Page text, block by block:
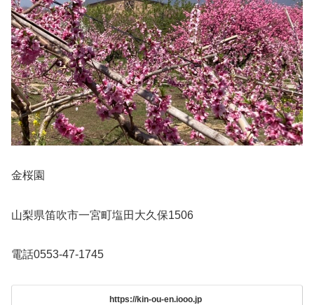
金桜園
山梨県笛吹市一宮町塩田大久保1506
電話0553-47-1745
https://kin-ou-en.iooo.jp